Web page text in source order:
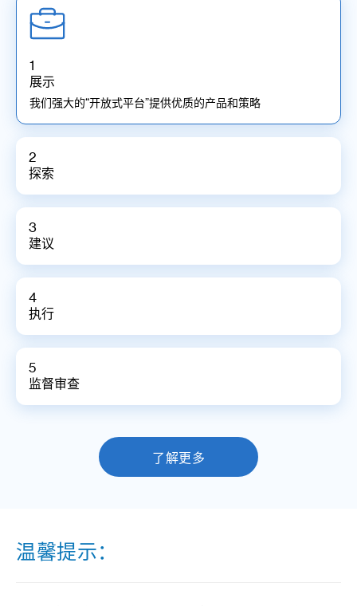
1
展示
我们强大的“开放式平台”提供优质的产品和策略
2
探索
3
建议
4
执行
5
监督审查
了解更多
温馨提示：